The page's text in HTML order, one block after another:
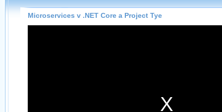
přímo na stránce s využitím našehoHTML 5nebo
Silverlightpřehrávače.
Stahování záznamů
Microservices v .NET Core a Project Tye